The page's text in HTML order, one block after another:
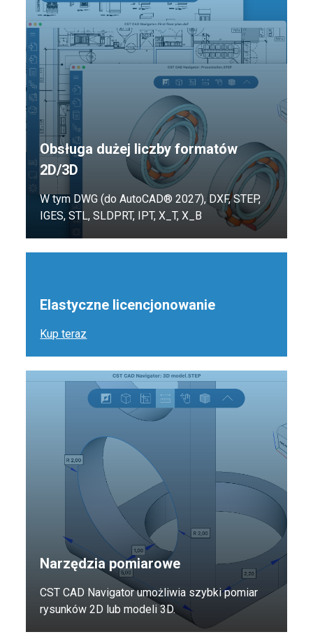
Obsługa dużej liczby formatów
2D/3D
W tym DWG (do AutoCAD® 2027), DXF, STEP,
IGES, STL, SLDPRT, IPT, X_T, X_B
Elastyczne licencjonowanie
Kup teraz
Narzędzia pomiarowe
CST CAD Navigator umożliwia szybki pomiar
rysunków 2D lub modeli 3D.